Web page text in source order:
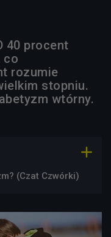
40 procent
co
rozumie
stopniu.
wtórny.

(Czat Czwórki)